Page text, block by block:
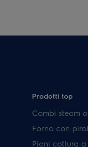
Prodotti top
Combi steam
Forno con
Piani cottura